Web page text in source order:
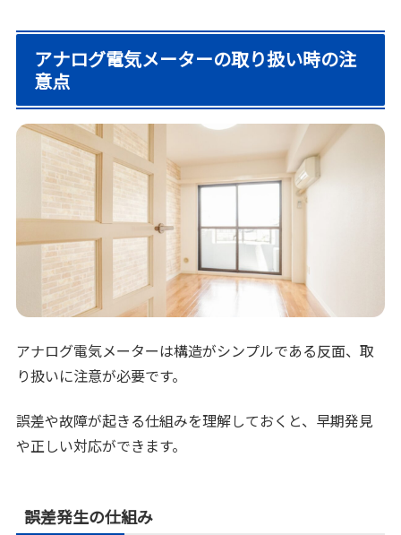
アナログ電気メーターの取り扱い時の注
意点
アナログ電気メーターは構造がシンプルである反面、取
り扱いに注意が必要です。
誤差や故障が起きる仕組みを理解しておくと、早期発見
や正しい対応ができます。
誤差発生の仕組み